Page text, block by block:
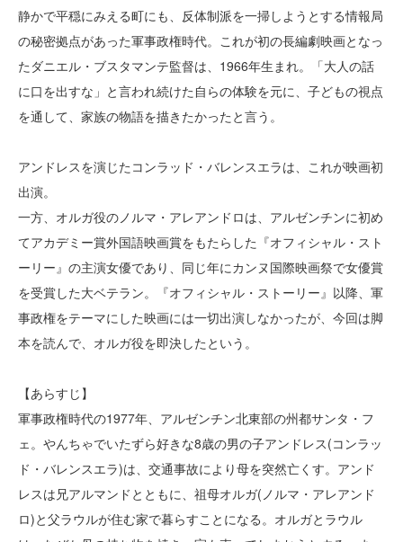
静かで平穏にみえる町にも、反体制派を一掃しようとする情報局
の秘密拠点があった軍事政権時代。これが初の長編劇映画となっ
たダニエル・ブスタマンテ監督は、1966年生まれ。「大人の話
に口を出すな」と言われ続けた自らの体験を元に、子どもの視点
を通して、家族の物語を描きたかったと言う。
アンドレスを演じたコンラッド・バレンスエラは、これが映画初
出演。
一方、オルガ役のノルマ・アレアンドロは、アルゼンチンに初め
てアカデミー賞外国語映画賞をもたらした『オフィシャル・スト
ーリー』の主演女優であり、同じ年にカンヌ国際映画祭で女優賞
を受賞した大ベテラン。『オフィシャル・ストーリー』以降、軍
事政権をテーマにした映画には一切出演しなかったが、今回は脚
本を読んで、オルガ役を即決したという。
【あらすじ】
軍事政権時代の1977年、アルゼンチン北東部の州都サンタ・フ
ェ。やんちゃでいたずら好きな8歳の男の子アンドレス(コンラッ
ド・バレンスエラ)は、交通事故により母を突然亡くす。アンド
レスは兄アルマンドとともに、祖母オルガ(ノルマ・アレアンド
ロ)と父ラウルが住む家で暮らすことになる。オルガとラウル